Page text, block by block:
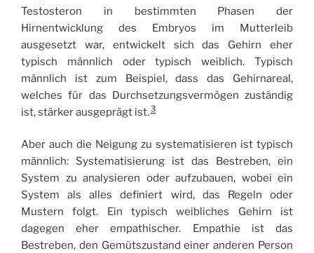
Testosteron in bestimmten Phasen der
Hirnentwicklung des Embryos im Mutterleib
ausgesetzt war, entwickelt sich das Gehirn eher
typisch männlich oder typisch weiblich. Typisch
männlich ist zum Beispiel, dass das Gehirnareal,
welches für das Durchsetzungsvermögen zuständig
ist, stärker ausgeprägt ist.3
Aber auch die Neigung zu systematisieren ist typisch
männlich: Systematisierung ist das Bestreben, ein
System zu analysieren oder aufzubauen, wobei ein
System als alles definiert wird, das Regeln oder
Mustern folgt. Ein typisch weibliches Gehirn ist
dagegen eher empathischer. Empathie ist das
Bestreben, den Gemütszustand einer anderen Person